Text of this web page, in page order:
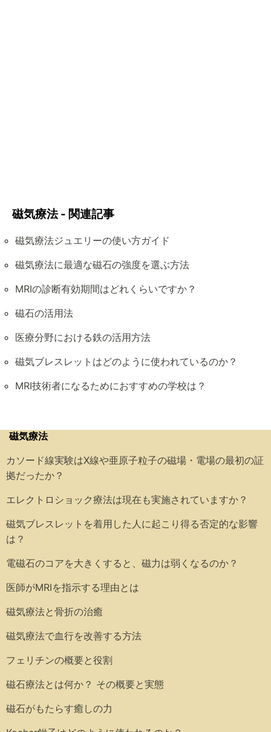
磁気療法 - 関連記事
磁気療法ジュエリーの使い方ガイド
磁気療法に最適な磁石の強度を選ぶ方法
MRIの診断有効期間はどれくらいですか？
磁石の活用法
医療分野における鉄の活用方法
磁気ブレスレットはどのように使われているのか？
MRI技術者になるためにおすすめの学校は？
磁気療法
カソード線実験はX線や亜原子粒子の磁場・電場の最初の証
拠だったか？
エレクトロショック療法は現在も実施されていますか？
磁気ブレスレットを着用した人に起こり得る否定的な影響
は？
電磁石のコアを大きくすると、磁力は弱くなるのか？
医師がMRIを指示する理由とは
磁気療法と骨折の治癒
磁気療法で血行を改善する方法
フェリチンの概要と役割
磁石療法とは何か？ その概要と実態
磁石がもたらす癒しの力